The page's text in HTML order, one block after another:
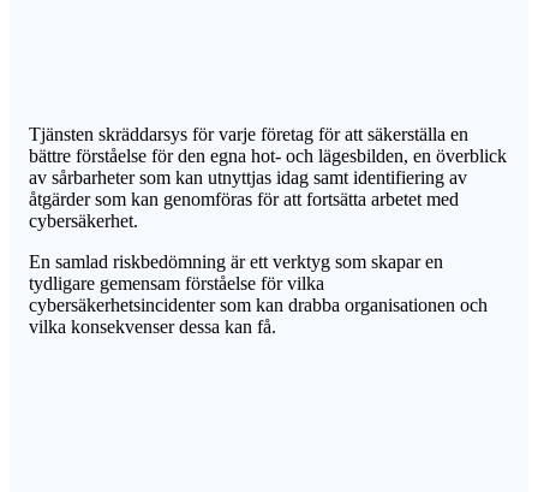
Tjänsten skräddarsys för varje företag för att säkerställa en
bättre förståelse för den egna hot- och lägesbilden, en överblick
av sårbarheter som kan utnyttjas idag samt identifiering av
åtgärder som kan genomföras för att fortsätta arbetet med
cybersäkerhet.
En samlad riskbedömning är ett verktyg som skapar en
tydligare gemensam förståelse för vilka
cybersäkerhetsincidenter som kan drabba organisationen och
vilka konsekvenser dessa kan få.